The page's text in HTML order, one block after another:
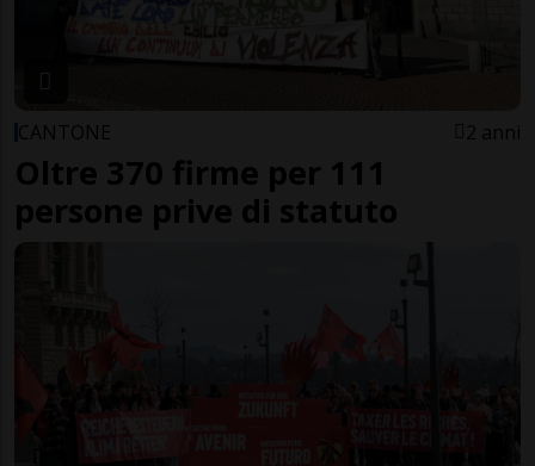
CANTONE 2 anni
Oltre 370 firme per 111
persone prive di statuto